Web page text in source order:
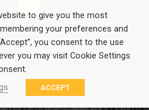
to give you the most
your preferences and
you consent to the use
you may visit Cookie Settings
ACCEPT